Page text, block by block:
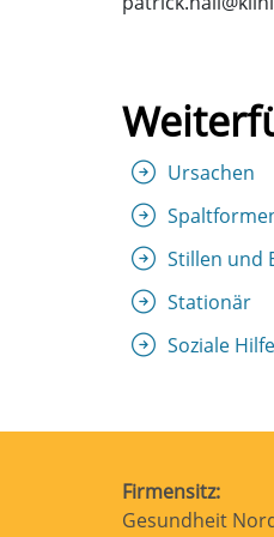
Ursachen
Stillen und
Stationär
Soziale
Firmensitz:
Gesundheit